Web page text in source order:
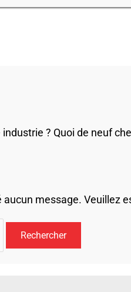
? Quoi de neuf
aucun message. Veuillez